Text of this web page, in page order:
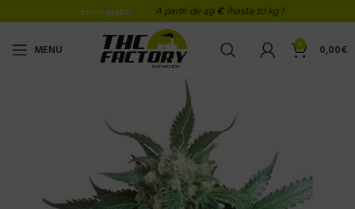
Envio gratis! A partir de 49 € (hasta 10 kg )
MENU 0 0,00€